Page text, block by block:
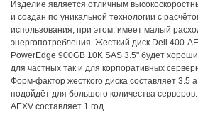
Изделие является отличным
и создан по уникальной технологии с
использования, при этом, имеет малый
энергопотребления. Жесткий диск Dell 400-
PowerEdge 900GB 10K SAS 3.5" будет
для частных так и для корпоративных
Форм-фактор жесткого диска составляет 3.5 а
подойдёт для большого количества
AEXV составляет 1 год.